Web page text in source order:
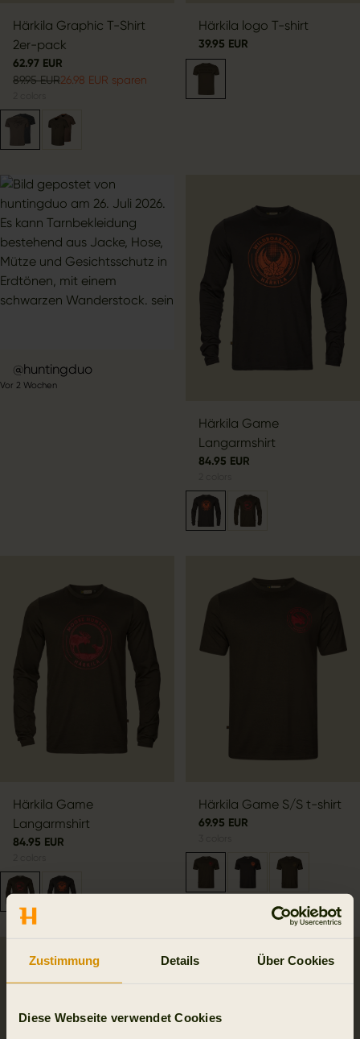
Zustimmung Details Über Cookies
Diese Webseite verwendet Cookies
Härkila Graphic T-Shirt
2er-pack
62.97 EUR
89.95 EUR26.98 EUR sparen
Härkila logo T-shirt
39.95 EUR
Beitrag
veröffentlicht
huntingduo
Vor 2 Wochen
Härkila Game
Langarmshirt
84.95 EUR
Härkila Game
Langarmshirt
84.95 EUR
Härkila Game S/S t-shirt
69.95 EUR
SALE